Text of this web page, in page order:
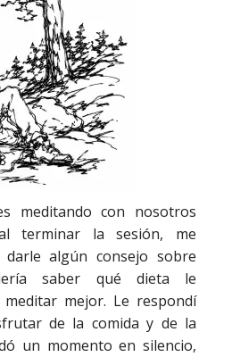
meditando con nosotros
terminar la sesión, me
algún consejo sobre
saber qué dieta le
meditar mejor. Le respondí
de la comida y de la
un momento en silencio,